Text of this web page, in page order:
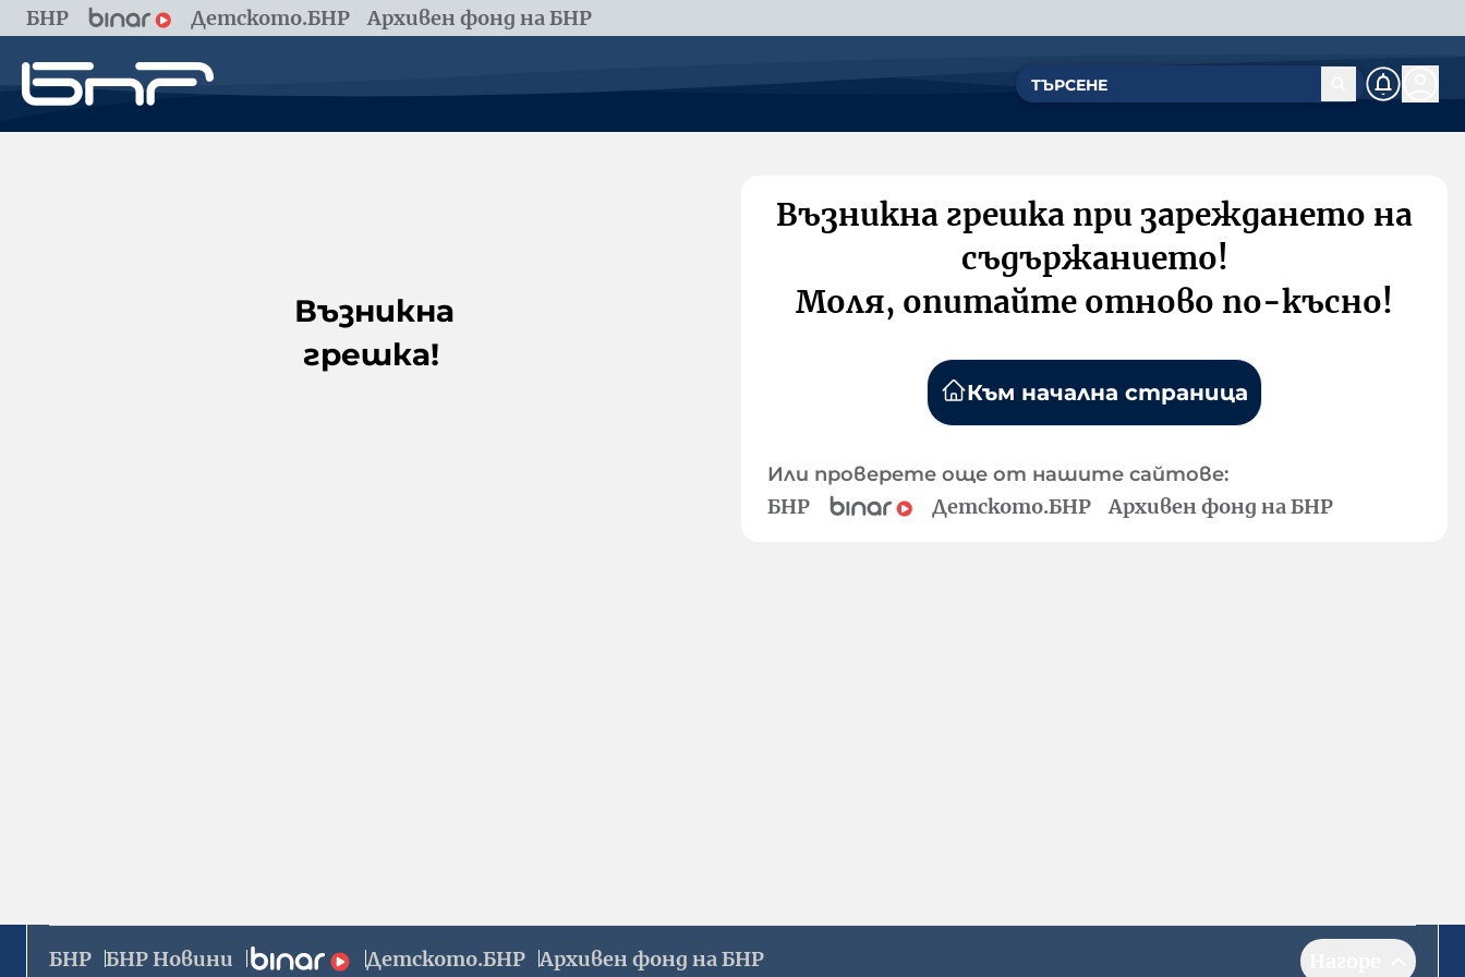
БНР Детското.БНР Архивен фонд на БНР
Възникна
грешка!
Възникна грешка при зареждането на
съдържанието!
Моля, опитайте отново по-късно!
Към начална страница
Или проверете още от нашите сайтове:
БНР Детското.БНР Архивен фонд на БНР
БНР БНР Новини Детското.БНР Архивен фонд на БНР